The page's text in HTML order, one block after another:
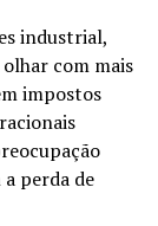
industrial,
com mais
impostos
perda de